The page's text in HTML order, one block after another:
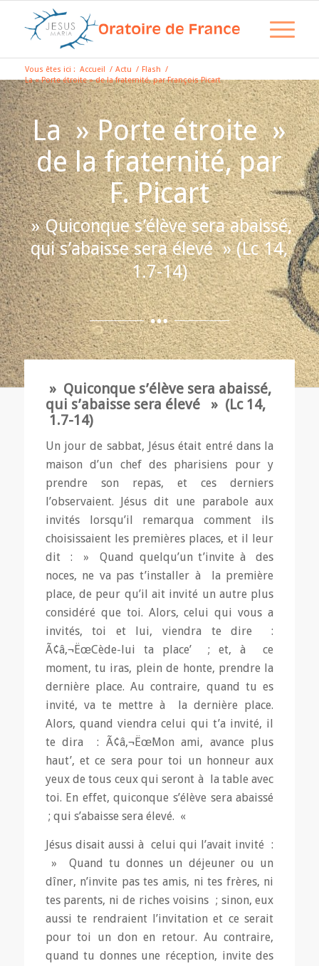
Vous êtes ici : Accueil / Actu / Flash /
La « Porte étroite » de la fraternité, par François Picart
La » Porte étroite »
de la fraternité, par
F. Picart
» Quiconque s’élève sera abaissé,
qui s’abaisse sera élevé » (Lc 14,
1.7-14)
» Quiconque s’élève sera abaissé,
qui s’abaisse sera élevé » (Lc 14,
1.7-14)
Un jour de sabbat, Jésus était entré dans la
maison d’un chef des pharisiens pour y
prendre son repas, et ces derniers
l’observaient. Jésus dit une parabole aux
invités lorsqu’il remarqua comment ils
choisissaient les premières places, et il leur
dit : » Quand quelqu’un t’invite à des
noces, ne va pas t’installer à la première
place, de peur qu’il ait invité un autre plus
considéré que toi. Alors, celui qui vous a
invités, toi et lui, viendra te dire :
Ã¢â‚¬ËœCède-lui ta place’ ; et, à ce
moment, tu iras, plein de honte, prendre la
dernière place. Au contraire, quand tu es
invité, va te mettre à la dernière place.
Alors, quand viendra celui qui t’a invité, il
te dira : Ã¢â‚¬ËœMon ami, avance plus
haut’, et ce sera pour toi un honneur aux
yeux de tous ceux qui seront à la table avec
toi. En effet, quiconque s’élève sera abaissé
; qui s’abaisse sera élevé. «
Jésus disait aussi à celui qui l’avait invité :
» Quand tu donnes un déjeuner ou un
dîner, n’invite pas tes amis, ni tes frères, ni
tes parents, ni de riches voisins ; sinon, eux
aussi te rendraient l’invitation et ce serait
pour toi un don en retour. Au contraire,
quand tu donnes une réception, invite des